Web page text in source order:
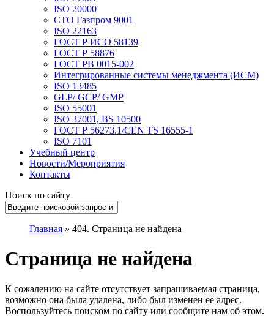
ISO 20000
СТО Газпром 9001
ISO 22163
ГОСТ Р ИСО 58139
ГОСТ Р 58876
ГОСТ РВ 0015-002
Интегрированные системы менеджмента (ИСМ)
ISO 13485
GLP/ GCP/ GMP
ISO 55001
ISO 37001, BS 10500
ГОСТ Р 56273.1/CEN TS 16555-1
ISO 7101
Учебный центр
Новости/Мероприятия
Контакты
Поиск по сайту
Главная » 404. Страница не найдена
Страница не найдена
К сожалению на сайте отсутствует запрашиваемая страница,
возможно она была удалена, либо был изменен ее адрес.
Воспользуйтесь поиском по сайту или сообщите нам об этом.